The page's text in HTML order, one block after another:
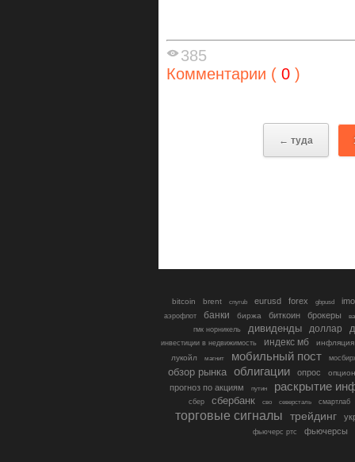
385
Комментарии ( 0 )
← туда
bitcoin brent cnyrub eurusd forex gbpusd
аэрофлот банки биржа биткоин брокеры
гмк норникель
дивиденды доллар
инвестиции в недвижимость индекс мб
инфляция
лукойл
магнит мобильный пост
обзор рынка облигации опрос
прогноз по акциям путин раскрытие
сбер сбербанк сво северсталь смартлаб
торговые сигналы трейдинг
фьючерс ртс фьючерсы